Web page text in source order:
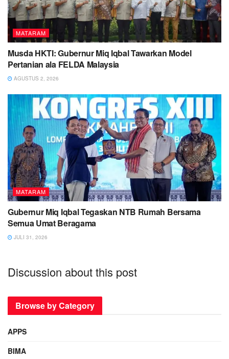
MATARAM
Musda HKTI: Gubernur Miq Iqbal Tawarkan Model
Pertanian ala FELDA Malaysia
AGUSTUS 2, 2026
MATARAM
Gubernur Miq Iqbal Tegaskan NTB Rumah Bersama
Semua Umat Beragama
JULI 31, 2026
Discussion about this post
Browse by Category
APPS
BIMA